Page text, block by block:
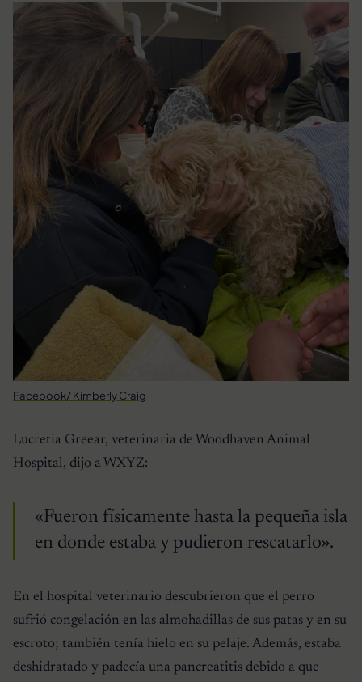
Facebook/ Kimberly Craig
Lucretia Greear, veterinaria de Woodhaven Animal
Hospital, dijo a WXYZ:
«Fueron físicamente hasta la pequeña isla
en donde estaba y pudieron rescatarlo».
En el hospital veterinario descubrieron que el perro
sufrió congelación en las almohadillas de sus patas y en su
escroto; también tenía hielo en su pelaje. Además, estaba
deshidratado y padecía una pancreatitis debido a que